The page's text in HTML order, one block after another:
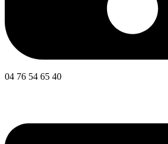
04 76 54 65 40